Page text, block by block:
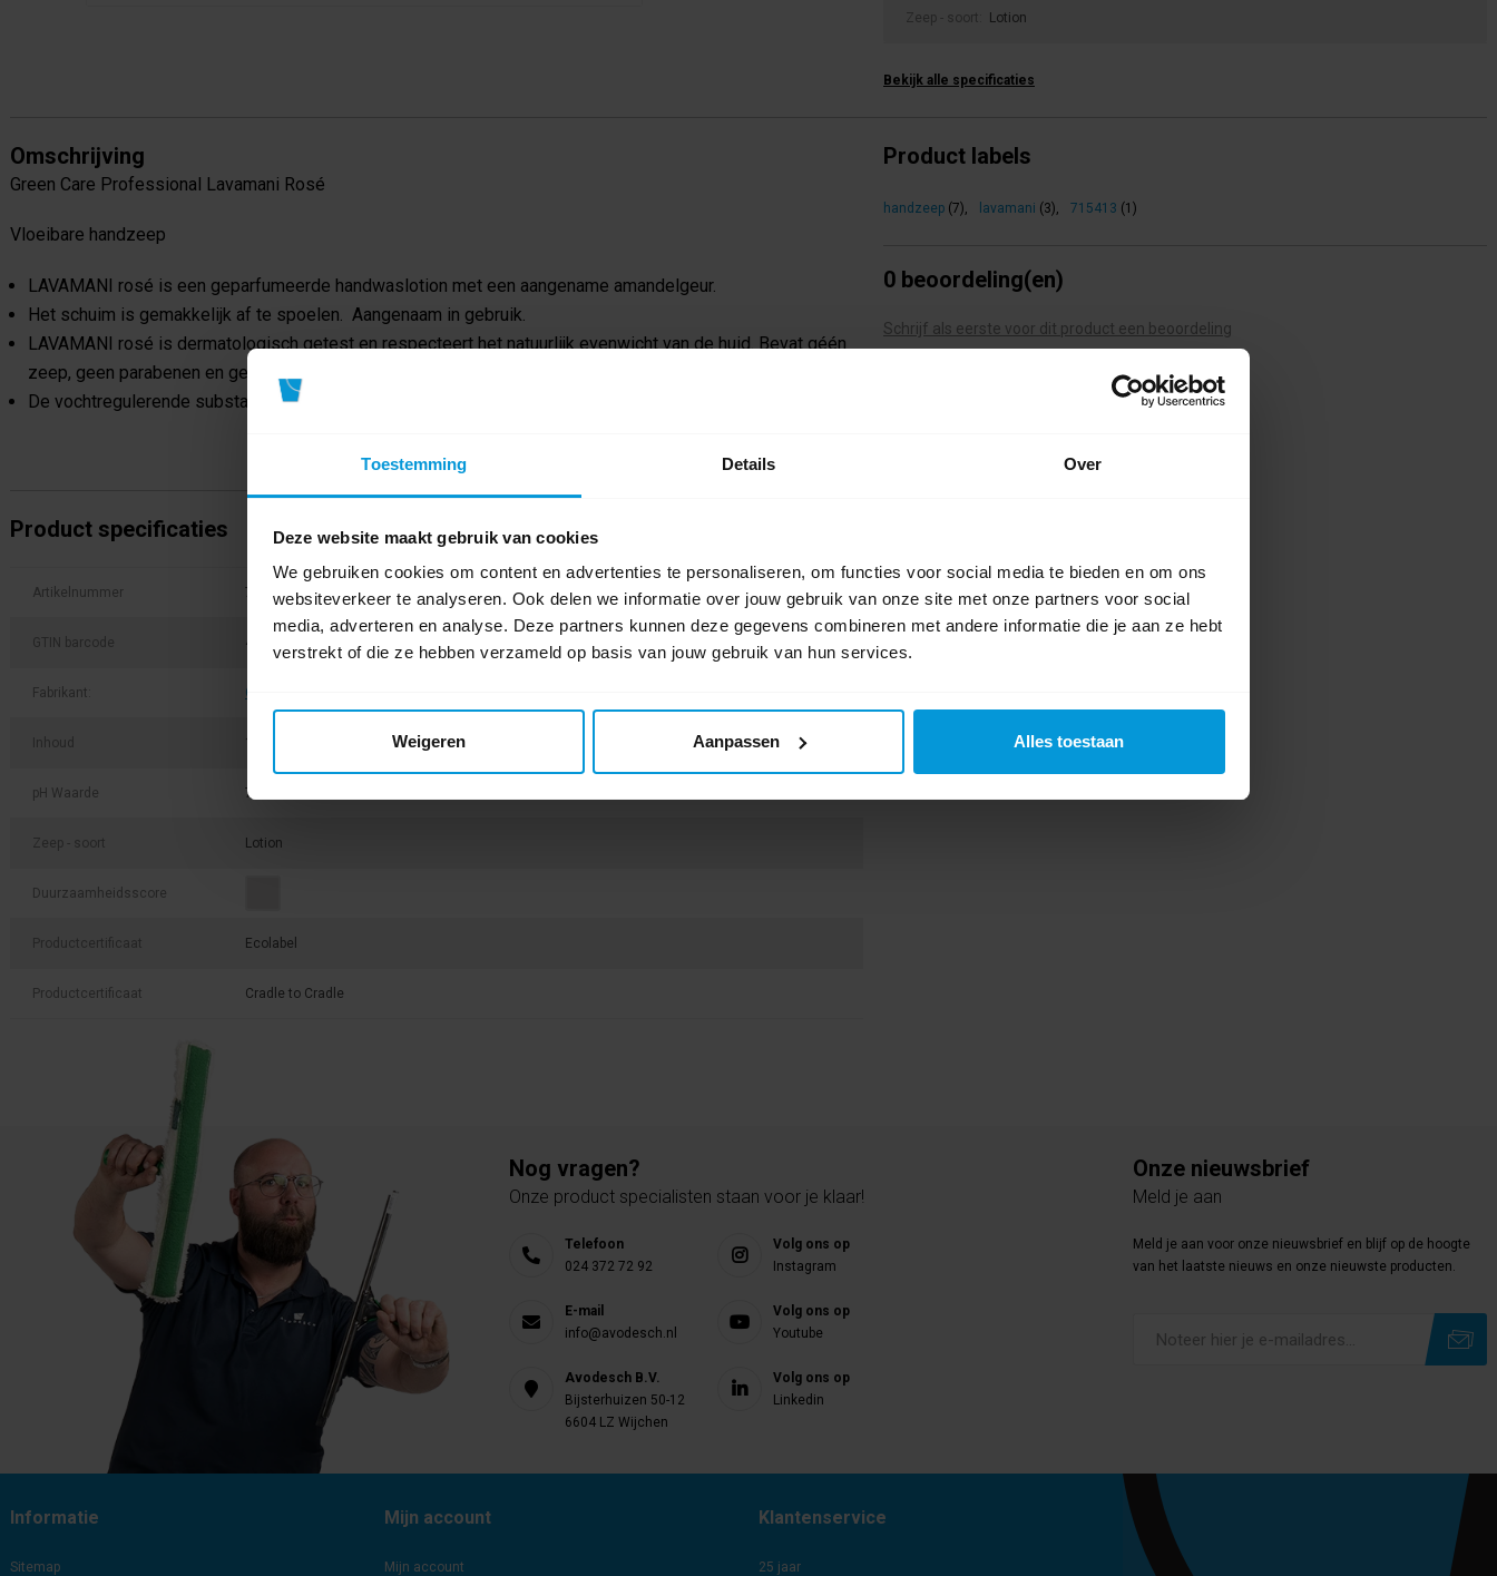
Toestemming Details Over
Deze website maakt gebruik van cookies
We gebruiken cookies om content en advertenties te personaliseren, om functies voor social media te bieden en om ons
websiteverkeer te analyseren. Ook delen we informatie over jouw gebruik van onze site met onze partners voor social
media, adverteren en analyse. Deze partners kunnen deze gegevens combineren met andere informatie die je aan ze hebt
verstrekt of die ze hebben verzameld op basis van jouw gebruik van hun services.
Weigeren Aanpassen Alles toestaan
Zeep - soort: Lotion
Bekijk alle specificaties
Omschrijving
Green Care Professional Lavamani Rosé
Vloeibare handzeep
LAVAMANI rosé is een geparfumeerde handwaslotion met een aangename amandelgeur.
Het schuim is gemakkelijk af te spoelen. Aangenaam in gebruik.
LAVAMANI rosé is dermatologisch getest en respecteert het natuurlijk evenwicht van de huid. Bevat géén
zeep, geen parabenen en geen alkalische bestanddelen.
De vochtregulerende substanties beschermen de huid tegen uitdroging.
Product specificaties
Artikelnummer 715413
GTIN barcode 4031278525166
Fabrikant: Green Care Professional
Inhoud 1000 ml
pH Waarde 7,0
Zeep - soort Lotion
Duurzaamheidsscore
Productcertificaat Ecolabel
Productcertificaat Cradle to Cradle
Product labels
handzeep (7), lavamani (3), 715413 (1)
0 beoordeling(en)
Schrijf als eerste voor dit product een beoordeling
Nog vragen?
Onze product specialisten staan voor je klaar!
Telefoon
024 372 72 92
E-mail
info@avodesch.nl
Avodesch B.V.
Bijsterhuizen 50-12
6604 LZ Wijchen
Volg ons op
Instagram
Volg ons op
Youtube
Volg ons op
Linkedin
Onze nieuwsbrief
Meld je aan
Meld je aan voor onze nieuwsbrief en blijf op de hoogte
van het laatste nieuws en onze nieuwste producten.
Informatie
Sitemap
Mijn account
Mijn account
Klantenservice
25 jaar